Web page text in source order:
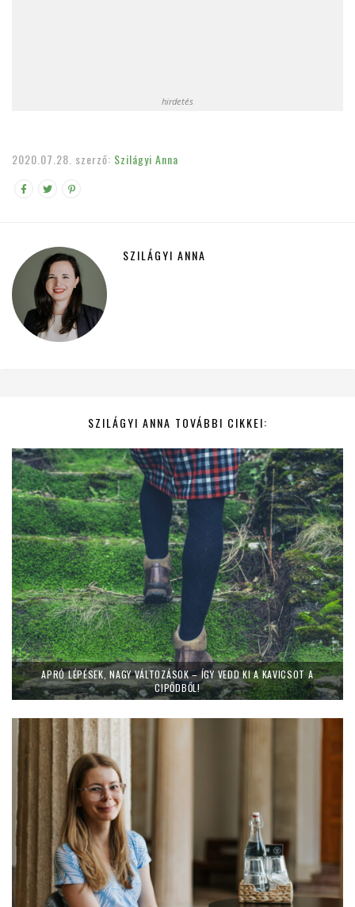
hirdetés
2020.07.28. szerző: Szilágyi Anna
SZILÁGYI ANNA
SZILÁGYI ANNA TOVÁBBI CIKKEI:
APRÓ LÉPÉSEK, NAGY VÁLTOZÁSOK – ÍGY VEDD KI A KAVICSOT A
CIPŐDBŐL!